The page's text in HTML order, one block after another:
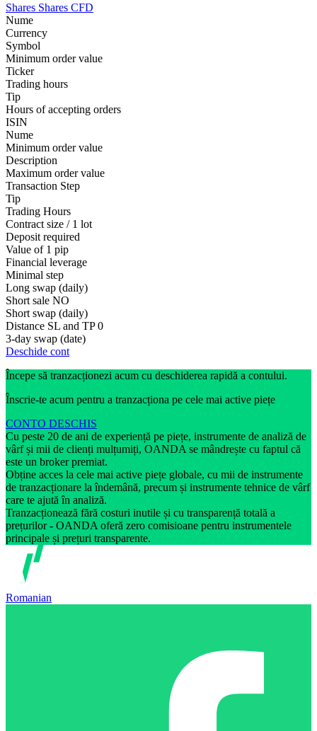
Shares Shares CFD
Nume
Currency
Symbol
Minimum order value
Ticker
Trading hours
Tip
Hours of accepting orders
ISIN
Nume
Minimum order value
Description
Maximum order value
Transaction Step
Tip
Trading Hours
Contract size / 1 lot
Deposit required
Value of 1 pip
Financial leverage
Minimal step
Long swap (daily)
Short sale NO
Short swap (daily)
Distance SL and TP 0
3-day swap (date)
Deschide cont
Începe să tranzacționezi acum cu deschiderea rapidă a contului.
Înscrie-te acum pentru a tranzacționa pe cele mai active piețe
CONTO DESCHIS
Cu peste 20 de ani de experiență pe piețe, instrumente de analiză de
vârf și mii de clienți mulțumiți, OANDA se mândrește cu faptul că
este un broker premiat.
Obține acces la cele mai active piețe globale, cu mii de instrumente
de tranzacționare la îndemână, precum și instrumente tehnice de vârf
care te ajută în analiză.
Tranzacționează fără costuri inutile și cu transparență totală a
prețurilor - OANDA oferă zero comisioane pentru instrumentele
principale și prețuri transparente.
Romanian